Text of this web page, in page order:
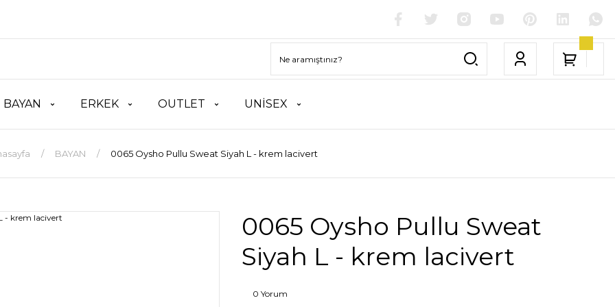
BAYAN ERKEK OUTLET UNİSEX
BAYAN 0065 Oysho Pullu Sweat Siyah L - krem lacivert
0065 Oysho Pullu Sweat
Siyah L - krem lacivert
0 Yorum